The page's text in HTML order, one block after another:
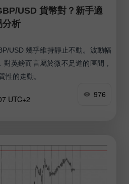
USD 貨幣對？新手適
分析
USD 幾乎維持靜止不動。波動幅
英鎊而言屬於微不足道的區間，
性的走動。
UTC+2
976